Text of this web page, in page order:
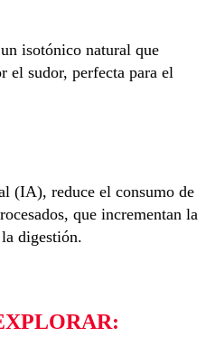
isotónico natural que
el sudor, perfecta para el
(IA), reduce el consumo de
que incrementan la
digestión.